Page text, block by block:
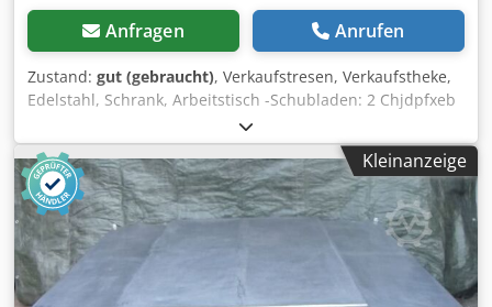
Anfragen Anrufen
Zustand: gut (gebraucht), Verkaufstresen, Verkaufstheke,
Edelstahl, Schrank, Arbeitstisch -Schubladen: 2 Chjdpfxeb
Uhnis Aikoa -Tischmasse: 700/1600/H830 mm -Dachmasse:
1800/1670/H2330 mm -Ausführung: stabil -
Transportabmessungen: 2060/730/H870 mm -Gewicht: 120
kg
Kleinanzeige